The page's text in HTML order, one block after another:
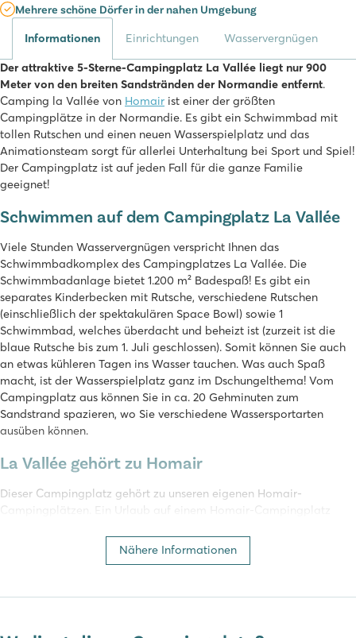
Mehrere schöne Dörfer in der nahen Umgebung
Informationen Einrichtungen Wasservergnügen
Der attraktive 5-Sterne-Campingplatz La Vallée liegt nur 900
Meter von den breiten Sandstränden der Normandie entfernt.
Camping la Vallée von Homair ist einer der größten
Campingplätze in der Normandie. Es gibt ein Schwimmbad mit
tollen Rutschen und einen neuen Wasserspielplatz und das
Animationsteam sorgt für allerlei Unterhaltung bei Sport und Spiel!
Der Campingplatz ist auf jeden Fall für die ganze Familie
geeignet!
Schwimmen auf dem Campingplatz La Vallée
Viele Stunden Wasservergnügen verspricht Ihnen das
Schwimmbadkomplex des Campingplatzes La Vallée. Die
Schwimmbadanlage bietet 1.200 m² Badespaß! Es gibt ein
separates Kinderbecken mit Rutsche, verschiedene Rutschen
(einschließlich der spektakulären Space Bowl) sowie 1
Schwimmbad, welches überdacht und beheizt ist (zurzeit ist die
blaue Rutsche bis zum 1. Juli geschlossen). Somit können Sie auch
an etwas kühleren Tagen ins Wasser tauchen. Was auch Spaß
macht, ist der Wasserspielplatz ganz im Dschungelthema! Vom
Campingplatz aus können Sie in ca. 20 Gehminuten zum
Sandstrand spazieren, wo Sie verschiedene Wassersportarten
ausüben können.
La Vallée gehört zu Homair
Dieser Campingplatz gehört zu unseren eigenen Homair-
Campingplätzen. Ein Urlaub auf einem Homair-Campingplatz
spektakulären Rutschen, Unterhaltung für alle Altersgruppen,
Nähere Informationen